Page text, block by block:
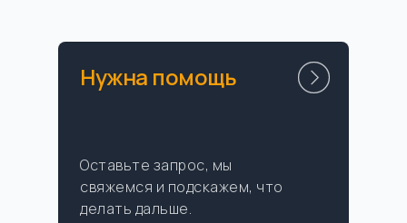
Оставьте запрос, мы
свяжемся и подскажем, что
делать дальше.
Нужна помощь